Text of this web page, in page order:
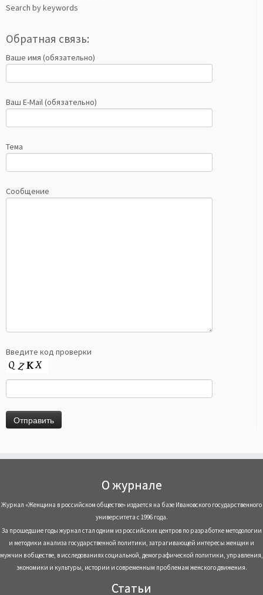
Search by keywords
Обратная связь:
Ваше имя (обязательно)
Ваш E-Mail (обязательно)
Тема
Сообщение
Введите код проверки
О журнале
Журнал «Женщина в российском обществе» издается на базе Ивановского государственного
университета с 1996 года.
За прошедшие годы журнал стал одним из российских центров по разработке методологии
и методики анализа государственной политики, затрагивающей интересы женщин и
мужчин в обществе, в исследованиях социальной, демографической политики, управления,
экономики и культуры, истории и современным проблемам женского движения.
Статьи